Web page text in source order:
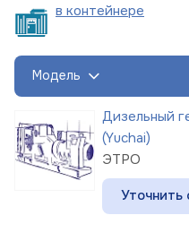
в контейнере
Модель
Дизельный
(Yuchai)
ЭТРО
Уточнить